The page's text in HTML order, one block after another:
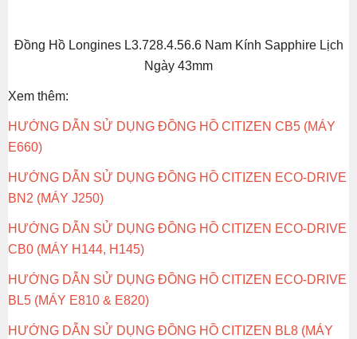
Đồng Hồ Longines L3.728.4.56.6 Nam Kính Sapphire Lịch
Ngày 43mm
Xem thêm:
HƯỚNG DẪN SỬ DỤNG ĐỒNG HỒ CITIZEN CB5 (MÁY
E660)
HƯỚNG DẪN SỬ DỤNG ĐỒNG HỒ CITIZEN ECO-DRIVE
BN2 (MÁY J250)
HƯỚNG DẪN SỬ DỤNG ĐỒNG HỒ CITIZEN ECO-DRIVE
CB0 (MÁY H144, H145)
HƯỚNG DẪN SỬ DỤNG ĐỒNG HỒ CITIZEN ECO-DRIVE
BL5 (MÁY E810 & E820)
HƯỚNG DẪN SỬ DỤNG ĐỒNG HỒ CITIZEN BL8 (MÁY